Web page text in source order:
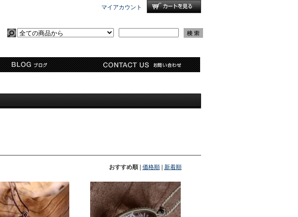
マイアカウント
おすすめ順| 価格順| 新着順